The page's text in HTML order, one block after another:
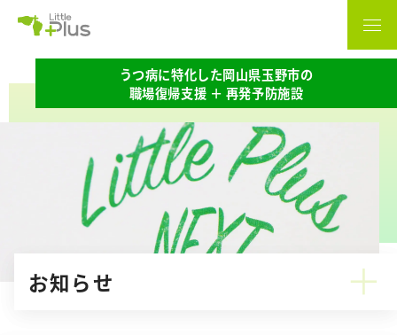
うつ病に特化した岡山県玉野市の
職場復帰支援 ＋ 再発予防施設
お知らせ